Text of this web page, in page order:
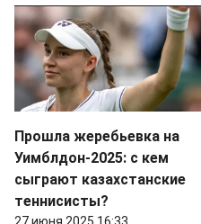
Прошла жеребьевка на
Уимблдон-2025: с кем
сыграют казахстанские
теннисисты?
27 июня 2025 16:33